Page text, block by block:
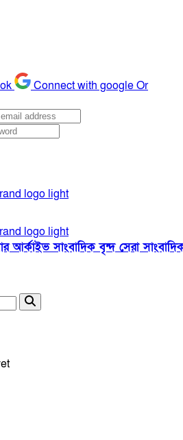
Connect with googleOr
আর্কাইভসাংবাদিক বৃন্দসেরা